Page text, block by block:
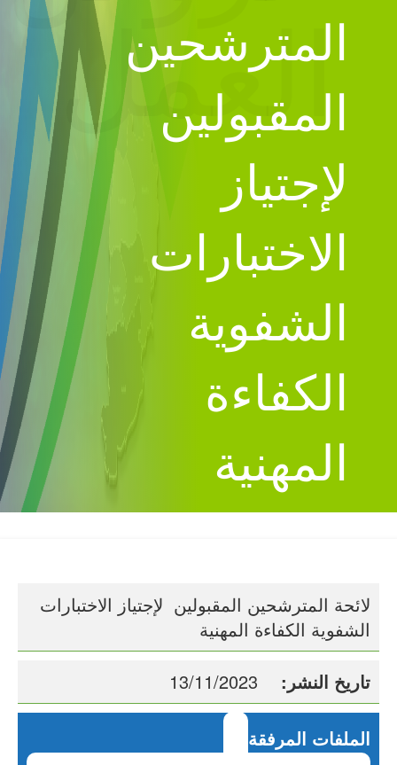
العمل
المترشحين
المقبولين
لإجتياز
الاختبارات
الشفوية
الكفاءة
المهنية
لائحة المترشحين المقبولين لإجتياز الاختبارات
الشفوية الكفاءة المهنية
تاريخ النشر :
13/11/2023
الملفات المرفقة